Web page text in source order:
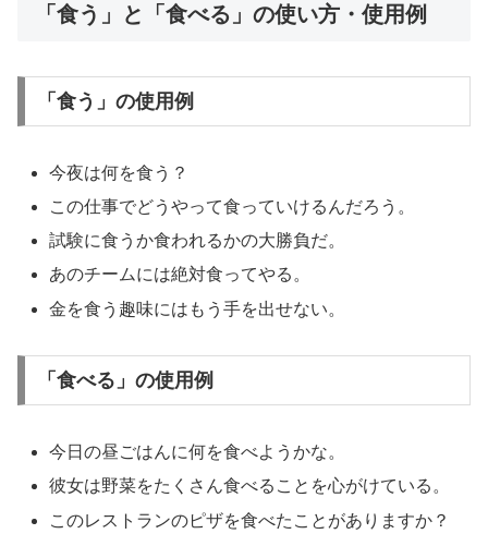
「食う」と「食べる」の使い方・使用例
「食う」の使用例
今夜は何を食う？
この仕事でどうやって食っていけるんだろう。
試験に食うか食われるかの大勝負だ。
あのチームには絶対食ってやる。
金を食う趣味にはもう手を出せない。
「食べる」の使用例
今日の昼ごはんに何を食べようかな。
彼女は野菜をたくさん食べることを心がけている。
このレストランのピザを食べたことがありますか？